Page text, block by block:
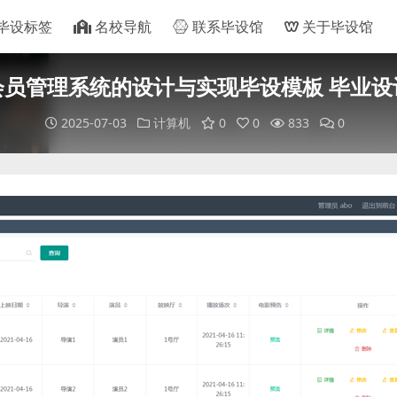
设标签 名校导航 联系毕设馆 关于毕设馆
管理系统的设计与实现毕设模板 毕业
2025-07-03 计算机 0 0 833 0